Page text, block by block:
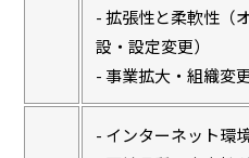
- 拡張性と柔軟性（
設・設定変更）
- 事業拡大・組織変
- インターネット環